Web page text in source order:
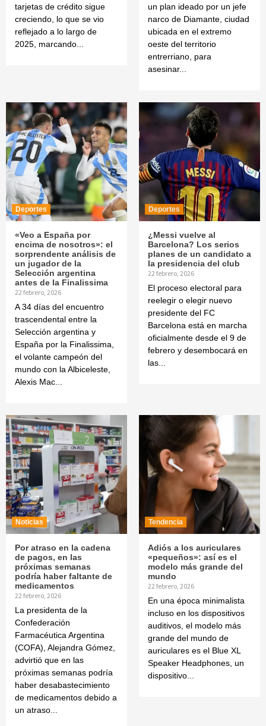
tarjetas de crédito sigue
creciendo, lo que se vio
reflejado a lo largo de
2025, marcando...
un plan ideado por un jefe
narco de Diamante, ciudad
ubicada en el extremo
oeste del territorio
entrerriano, para
asesinar...
Deportes
«Veo a España por
encima de nosotros»: el
sorprendente análisis de
un jugador de la
Selección argentina
antes de la Finalissima
22 febrero, 2026
A 34 días del encuentro
trascendental entre la
Selección argentina y
España por la Finalissima,
el volante campeón del
mundo con la Albiceleste,
Alexis Mac...
Deportes
¿Messi vuelve al
Barcelona? Los serios
planes de un candidato a
la presidencia del club
22 febrero, 2026
El proceso electoral para
reelegir o elegir nuevo
presidente del FC
Barcelona está en marcha
oficialmente desde el 9 de
febrero y desembocará en
las...
Noticias
Por atraso en la cadena
de pagos, en las
próximas semanas
podría haber faltante de
medicamentos
22 febrero, 2026
La presidenta de la
Confederación
Farmacéutica Argentina
(COFA), Alejandra Gómez,
advirtió que en las
próximas semanas podría
haber desabastecimiento
de medicamentos debido a
un atraso...
Tendencia
Adiós a los auriculares
«pequeños»: así es el
modelo más grande del
mundo
22 febrero, 2026
En una época minimalista
incluso en los dispositivos
auditivos, el modelo más
grande del mundo de
auriculares es el Blue XL
Speaker Headphones, un
dispositivo...